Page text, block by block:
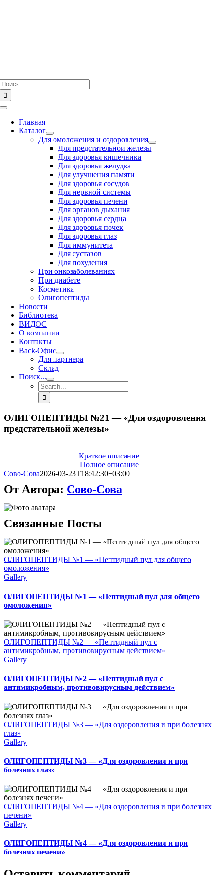
Toggle
NavigationГлавная
Каталог
Для омоложения и оздоровления
Для предстательной железы
Для здоровья кишечника
Для здоровья желудка
Для улучшения памяти
Для здоровья сосудов
Для нервной системы
Для здоровья печени
Для органов дыхания
Для здоровья сердца
Для здоровья почек
Для здоровья глаз
Для иммунитета
Для суставов
Для похудения
При онкозаболеваниях
При диабете
Косметика
Олигопептиды
Новости
Библиотека
ВИДОС
О компании
Контакты
Back-Офис
Для партнера
Склад
Поиск...
Search
for:
ОЛИГОПЕПТИДЫ №21 — «Для оздоровления
предстательной железы»
Краткое описание
Полное описание
Сово-Сова2026-03-23T18:42:30+03:00
От Автора: Сово-Сова
Связанные Посты
ОЛИГОПЕПТИДЫ №1 — «Пептидный пул для общего
омоложения»
Gallery
ОЛИГОПЕПТИДЫ №1 — «Пептидный пул для общего
омоложения»
ОЛИГОПЕПТИДЫ №2 — «Пептидный пул с
антимикробным, противовирусным действием»
Gallery
ОЛИГОПЕПТИДЫ №2 — «Пептидный пул с
антимикробным, противовирусным действием»
ОЛИГОПЕПТИДЫ №3 — «Для оздоровления и при болезнях
глаз»
Gallery
ОЛИГОПЕПТИДЫ №3 — «Для оздоровления и при
болезнях глаз»
ОЛИГОПЕПТИДЫ №4 — «Для оздоровления и при болезнях
печени»
Gallery
ОЛИГОПЕПТИДЫ №4 — «Для оздоровления и при
болезнях печени»